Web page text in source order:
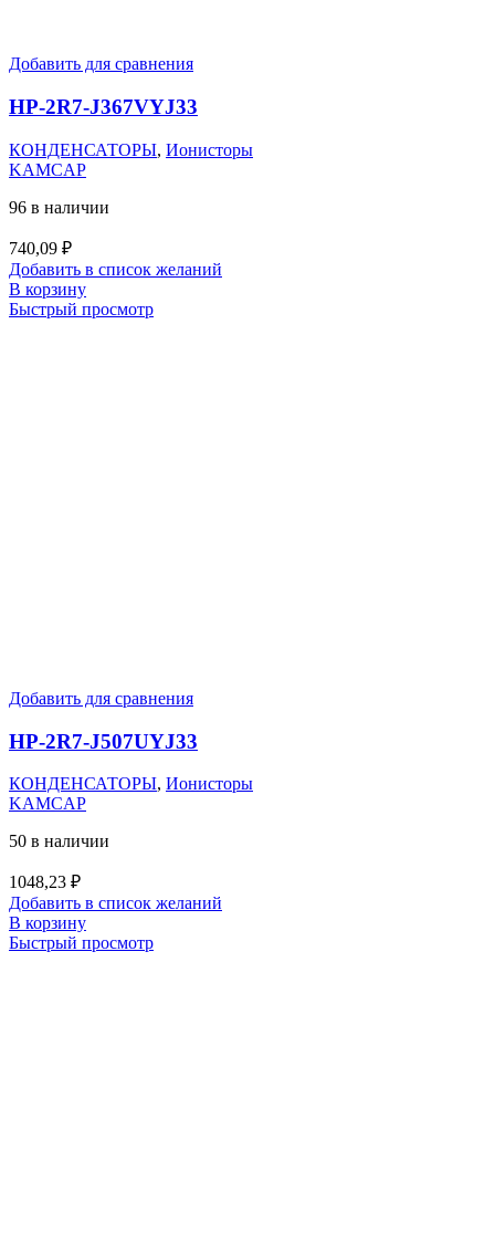
Добавить для сравнения
HP-2R7-J367VYJ33
КОНДЕНСАТОРЫ, Ионисторы
KAMCAP
96 в наличии
740,09 ₽
Добавить в список желаний
В корзину
Быстрый просмотр
Добавить для сравнения
HP-2R7-J507UYJ33
КОНДЕНСАТОРЫ, Ионисторы
KAMCAP
50 в наличии
1048,23 ₽
Добавить в список желаний
В корзину
Быстрый просмотр